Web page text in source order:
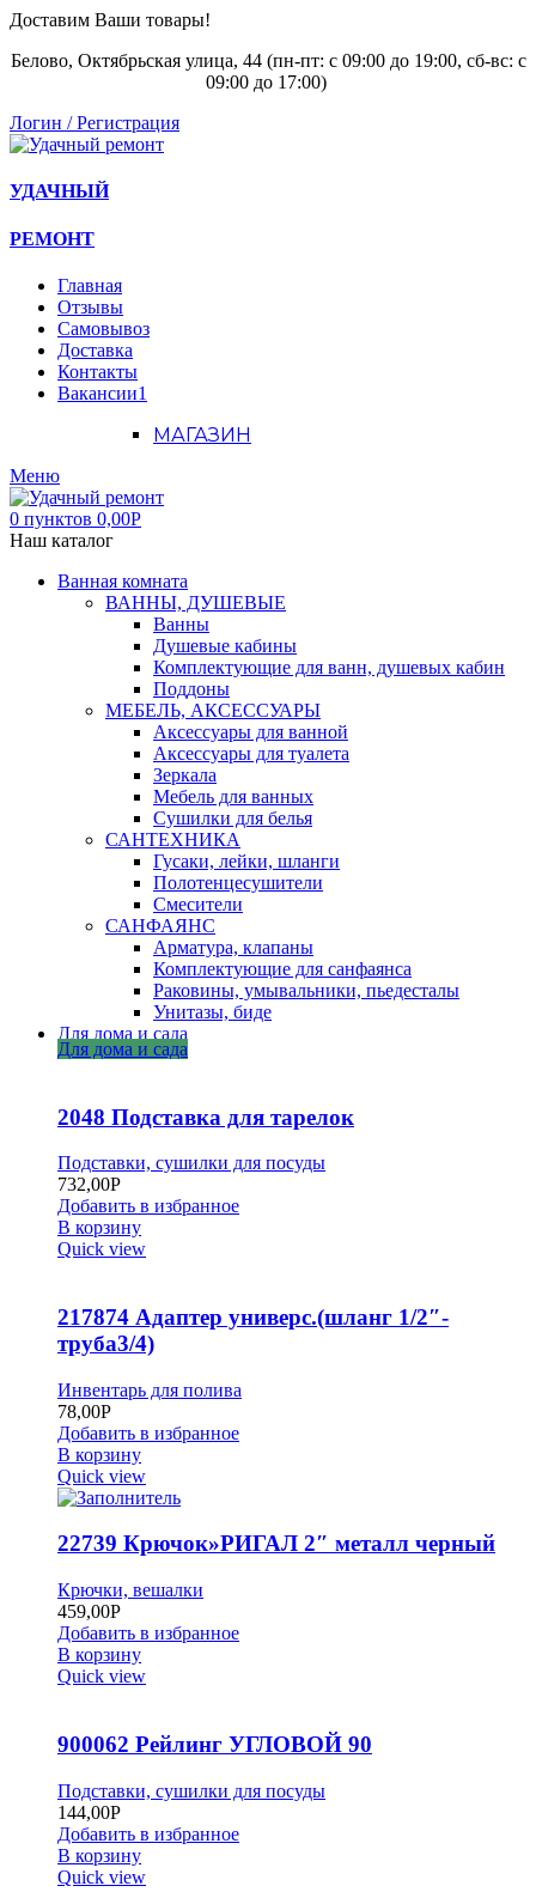
Доставим Ваши товары!
Белово, Октябрьская улица, 44 (пн-пт: с 09:00 до 19:00, сб-вс: с
09:00 до 17:00)
Логин / Регистрация
УДАЧНЫЙ
РЕМОНТ
Главная
Отзывы
Самовывоз
Доставка
Контакты
Вакансии1
МАГАЗИН
Меню
0 пунктов 0,00Р
Наш каталог
Ванная комната
ВАННЫ, ДУШЕВЫЕ
Ванны
Душевые кабины
Комплектующие для ванн, душевых кабин
Поддоны
МЕБЕЛЬ, АКСЕССУАРЫ
Аксессуары для ванной
Аксессуары для туалета
Зеркала
Мебель для ванных
Сушилки для белья
САНТЕХНИКА
Гусаки, лейки, шланги
Полотенцесушители
Смесители
САНФАЯНС
Арматура, клапаны
Комплектующие для санфаянса
Раковины, умывальники, пьедесталы
Унитазы, биде
Для дома и сада
Для дома и сада
2048 Подставка для тарелок
Подставки, сушилки для посуды
732,00Р
Добавить в избранное
В корзину
Quick view
217874 Адаптер универс.(шланг 1/2″-
труба3/4)
Инвентарь для полива
78,00Р
Добавить в избранное
В корзину
Quick view
22739 Крючок»РИГАЛ 2″ металл черный
Крючки, вешалки
459,00Р
Добавить в избранное
В корзину
Quick view
900062 Рейлинг УГЛОВОЙ 90
Подставки, сушилки для посуды
144,00Р
Добавить в избранное
В корзину
Quick view